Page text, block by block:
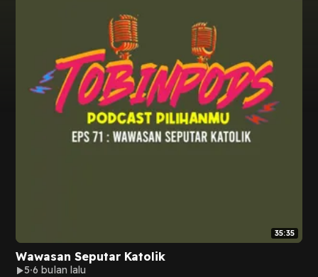
35:35
Wawasan Seputar Katolik
5 6 bulan lalu